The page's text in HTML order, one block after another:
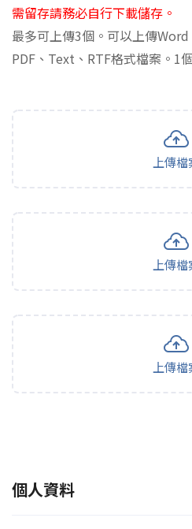
需留存請務必自行下載儲存。
最多可上傳3個。可以上傳
PDF、Text、RTF格式檔案。1
上傳
上傳
上傳
個人資料